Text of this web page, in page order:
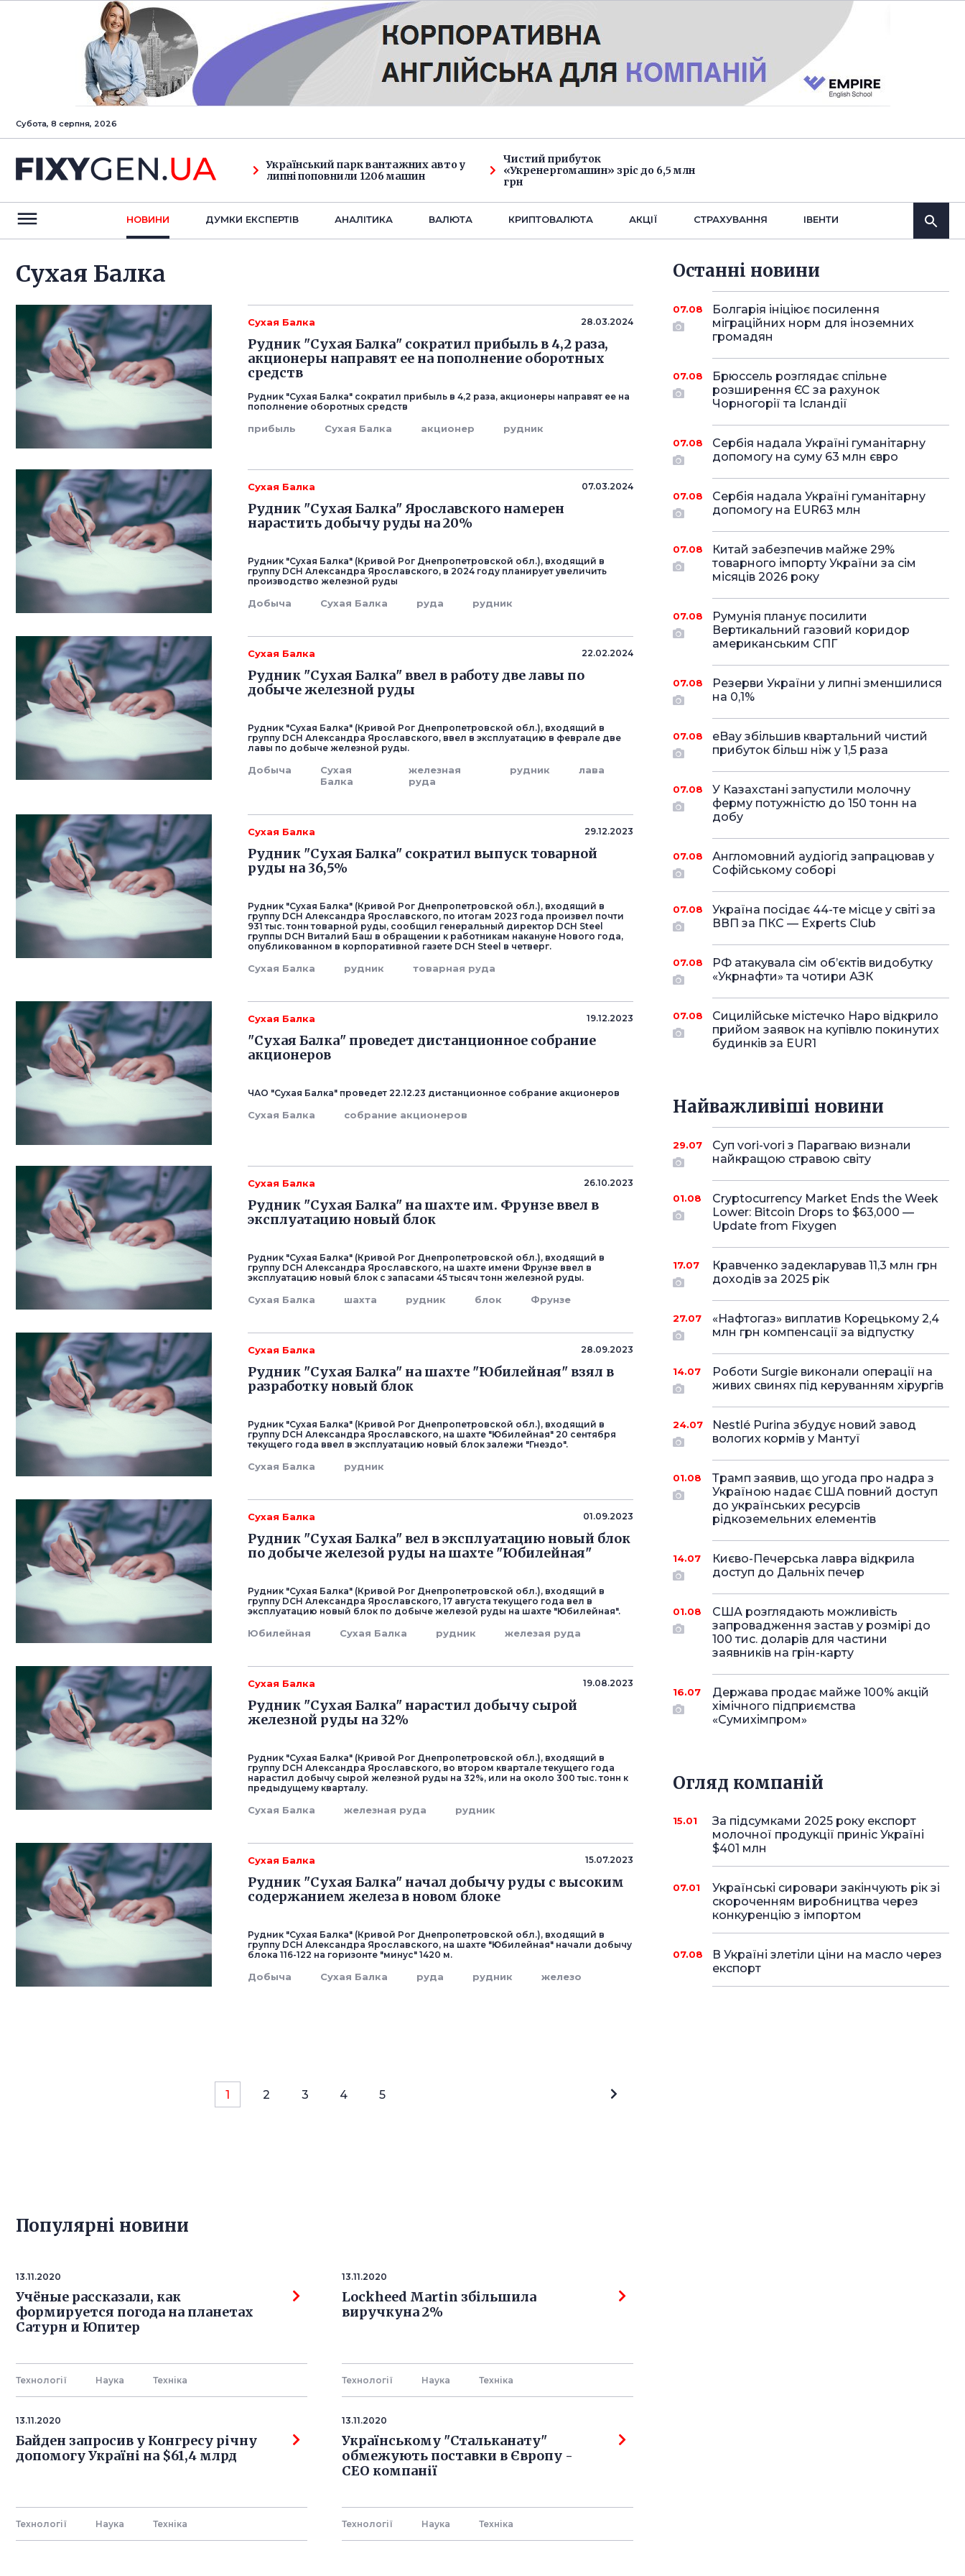
Субота, 8 серпня, 2026
Український парк вантажних авто у
липні поповнили 1206 машин
Чистий прибуток
«Укренергомашин» зріс до 6,5 млн
грн
НОВИНИ ДУМКИ ЕКСПЕРТIВ АНАЛIТИКА ВАЛЮТА КРИПТОВАЛЮТА АКЦІЇ СТРАХУВАННЯ IВЕНТИ
Сухая Балка
Сухая Балка 28.03.2024
Рудник "Сухая Балка" сократил прибыль в 4,2 раза,
акционеры направят ее на пополнение оборотных
средств
Рудник "Сухая Балка" сократил прибыль в 4,2 раза, акционеры направят ее на
пополнение оборотных средств
прибыль Сухая Балка акционер рудник
Сухая Балка 07.03.2024
Рудник "Сухая Балка" Ярославского намерен
нарастить добычу руды на 20%
Рудник "Сухая Балка" (Кривой Рог Днепропетровской обл.), входящий в
группу DCH Александра Ярославского, в 2024 году планирует увеличить
производство железной руды
Добыча Сухая Балка руда рудник
Сухая Балка 22.02.2024
Рудник "Сухая Балка" ввел в работу две лавы по
добыче железной руды
Рудник "Сухая Балка" (Кривой Рог Днепропетровской обл.), входящий в
группу DCH Александра Ярославского, ввел в эксплуатацию в феврале две
лавы по добыче железной руды.
Добыча
Сухая
Балка
железная
руда
рудник лава
Сухая Балка 29.12.2023
Рудник "Сухая Балка" сократил выпуск товарной
руды на 36,5%
Рудник "Сухая Балка" (Кривой Рог Днепропетровской обл.), входящий в
группу DCH Александра Ярославского, по итогам 2023 года произвел почти
931 тыс. тонн товарной руды, сообщил генеральный директор DCH Steel
группы DCH Виталий Баш в обращении к работникам накануне Нового года,
опубликованном в корпоративной газете DCH Steel в четверг.
Сухая Балка рудник товарная руда
Сухая Балка 19.12.2023
"Сухая Балка" проведет дистанционное собрание
акционеров
ЧАО "Сухая Балка" проведет 22.12.23 дистанционное собрание акционеров
Сухая Балка собрание акционеров
Сухая Балка 26.10.2023
Рудник "Сухая Балка" на шахте им. Фрунзе ввел в
эксплуатацию новый блок
Рудник "Сухая Балка" (Кривой Рог Днепропетровской обл.), входящий в
группу DCH Александра Ярославского, на шахте имени Фрунзе ввел в
эксплуатацию новый блок с запасами 45 тысяч тонн железной руды.
Сухая Балка шахта рудник блок Фрунзе
Сухая Балка 28.09.2023
Рудник "Сухая Балка" на шахте "Юбилейная" взял в
разработку новый блок
Рудник "Сухая Балка" (Кривой Рог Днепропетровской обл.), входящий в
группу DCH Александра Ярославского, на шахте "Юбилейная" 20 сентября
текущего года ввел в эксплуатацию новый блок залежи "Гнездо".
Сухая Балка рудник
Сухая Балка 01.09.2023
Рудник "Сухая Балка" вел в эксплуатацию новый блок
по добыче железой руды на шахте "Юбилейная"
Рудник "Сухая Балка" (Кривой Рог Днепропетровской обл.), входящий в
группу DCH Александра Ярославского, 17 августа текущего года вел в
эксплуатацию новый блок по добыче железой руды на шахте "Юбилейная".
Юбилейная Сухая Балка рудник железая руда
Сухая Балка 19.08.2023
Рудник "Сухая Балка" нарастил добычу сырой
железной руды на 32%
Рудник "Сухая Балка" (Кривой Рог Днепропетровской обл.), входящий в
группу DCH Александра Ярославского, во втором квартале текущего года
нарастил добычу сырой железной руды на 32%, или на около 300 тыс. тонн к
предыдущему кварталу.
Сухая Балка железная руда рудник
Сухая Балка 15.07.2023
Рудник "Сухая Балка" начал добычу руды с высоким
содержанием железа в новом блоке
Рудник "Сухая Балка" (Кривой Рог Днепропетровской обл.), входящий в
группу DCH Александра Ярославского, на шахте "Юбилейная" начали добычу
блока 116-122 на горизонте "минус" 1420 м.
Добыча Сухая Балка руда рудник железо
1 2 3 4 5
Популярнi новини
13.11.2020
Учёные рассказали, как
формируется погода на планетах
Сатурн и Юпитер
Технології Наука Технiка
13.11.2020
Lockheed Martin збільшила
виручкуна 2%
Технології Наука Технiка
13.11.2020
Байден запросив у Конгресу річну
допомогу Україні на $61,4 млрд
Технології Наука Технiка
13.11.2020
Українському "Стальканату"
обмежують поставки в Європу -
СЕО компанії
Технології Наука Технiка
Останнi новини
07.08
Болгарія ініціює посилення
міграційних норм для іноземних
громадян
07.08
Брюссель розглядає спільне
розширення ЄС за рахунок
Чорногорії та Ісландії
07.08
Сербія надала Україні гуманітарну
допомогу на суму 63 млн євро
07.08
Сербія надала Україні гуманітарну
допомогу на EUR63 млн
07.08
Китай забезпечив майже 29%
товарного імпорту України за сім
місяців 2026 року
07.08
Румунія планує посилити
Вертикальний газовий коридор
американським СПГ
07.08
Резерви України у липні зменшилися
на 0,1%
07.08
eBay збільшив квартальний чистий
прибуток більш ніж у 1,5 раза
07.08
У Казахстані запустили молочну
ферму потужністю до 150 тонн на
добу
07.08
Англомовний аудіогід запрацював у
Софійському соборі
07.08
Україна посідає 44-те місце у світі за
ВВП за ПКС — Experts Club
07.08
РФ атакувала сім об’єктів видобутку
«Укрнафти» та чотири АЗК
07.08
Сицилійське містечко Наро відкрило
прийом заявок на купівлю покинутих
будинків за EUR1
Найважливіші новини
29.07
Суп vori-vori з Парагваю визнали
найкращою стравою світу
01.08
Cryptocurrency Market Ends the Week
Lower: Bitcoin Drops to $63,000 —
Update from Fixygen
17.07
Кравченко задекларував 11,3 млн грн
доходів за 2025 рік
27.07
«Нафтогаз» виплатив Корецькому 2,4
млн грн компенсації за відпустку
14.07
Роботи Surgie виконали операції на
живих свинях під керуванням хірургів
24.07
Nestlé Purina збудує новий завод
вологих кормів у Мантуї
01.08
Трамп заявив, що угода про надра з
Україною надає США повний доступ
до українських ресурсів
рідкоземельних елементів
14.07
Києво-Печерська лавра відкрила
доступ до Дальніх печер
01.08
США розглядають можливість
запровадження застав у розмірі до
100 тис. доларів для частини
заявників на грін-карту
16.07
Держава продає майже 100% акцій
хімічного підприємства
«Сумихімпром»
Огляд компаній
15.01
За підсумками 2025 року експорт
молочної продукції приніс Україні
$401 млн
07.01
Українські сировари закінчують рік зі
скороченням виробництва через
конкуренцію з імпортом
07.08
В Україні злетіли ціни на масло через
експорт